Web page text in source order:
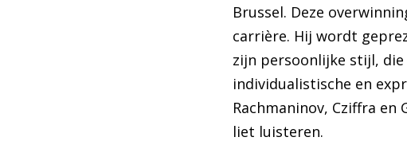
Brussel. Deze
carrière. Hij wordt
zijn persoonlijke stijl,
individualistische en
Rachmaninov, Cziffra
liet luisteren.